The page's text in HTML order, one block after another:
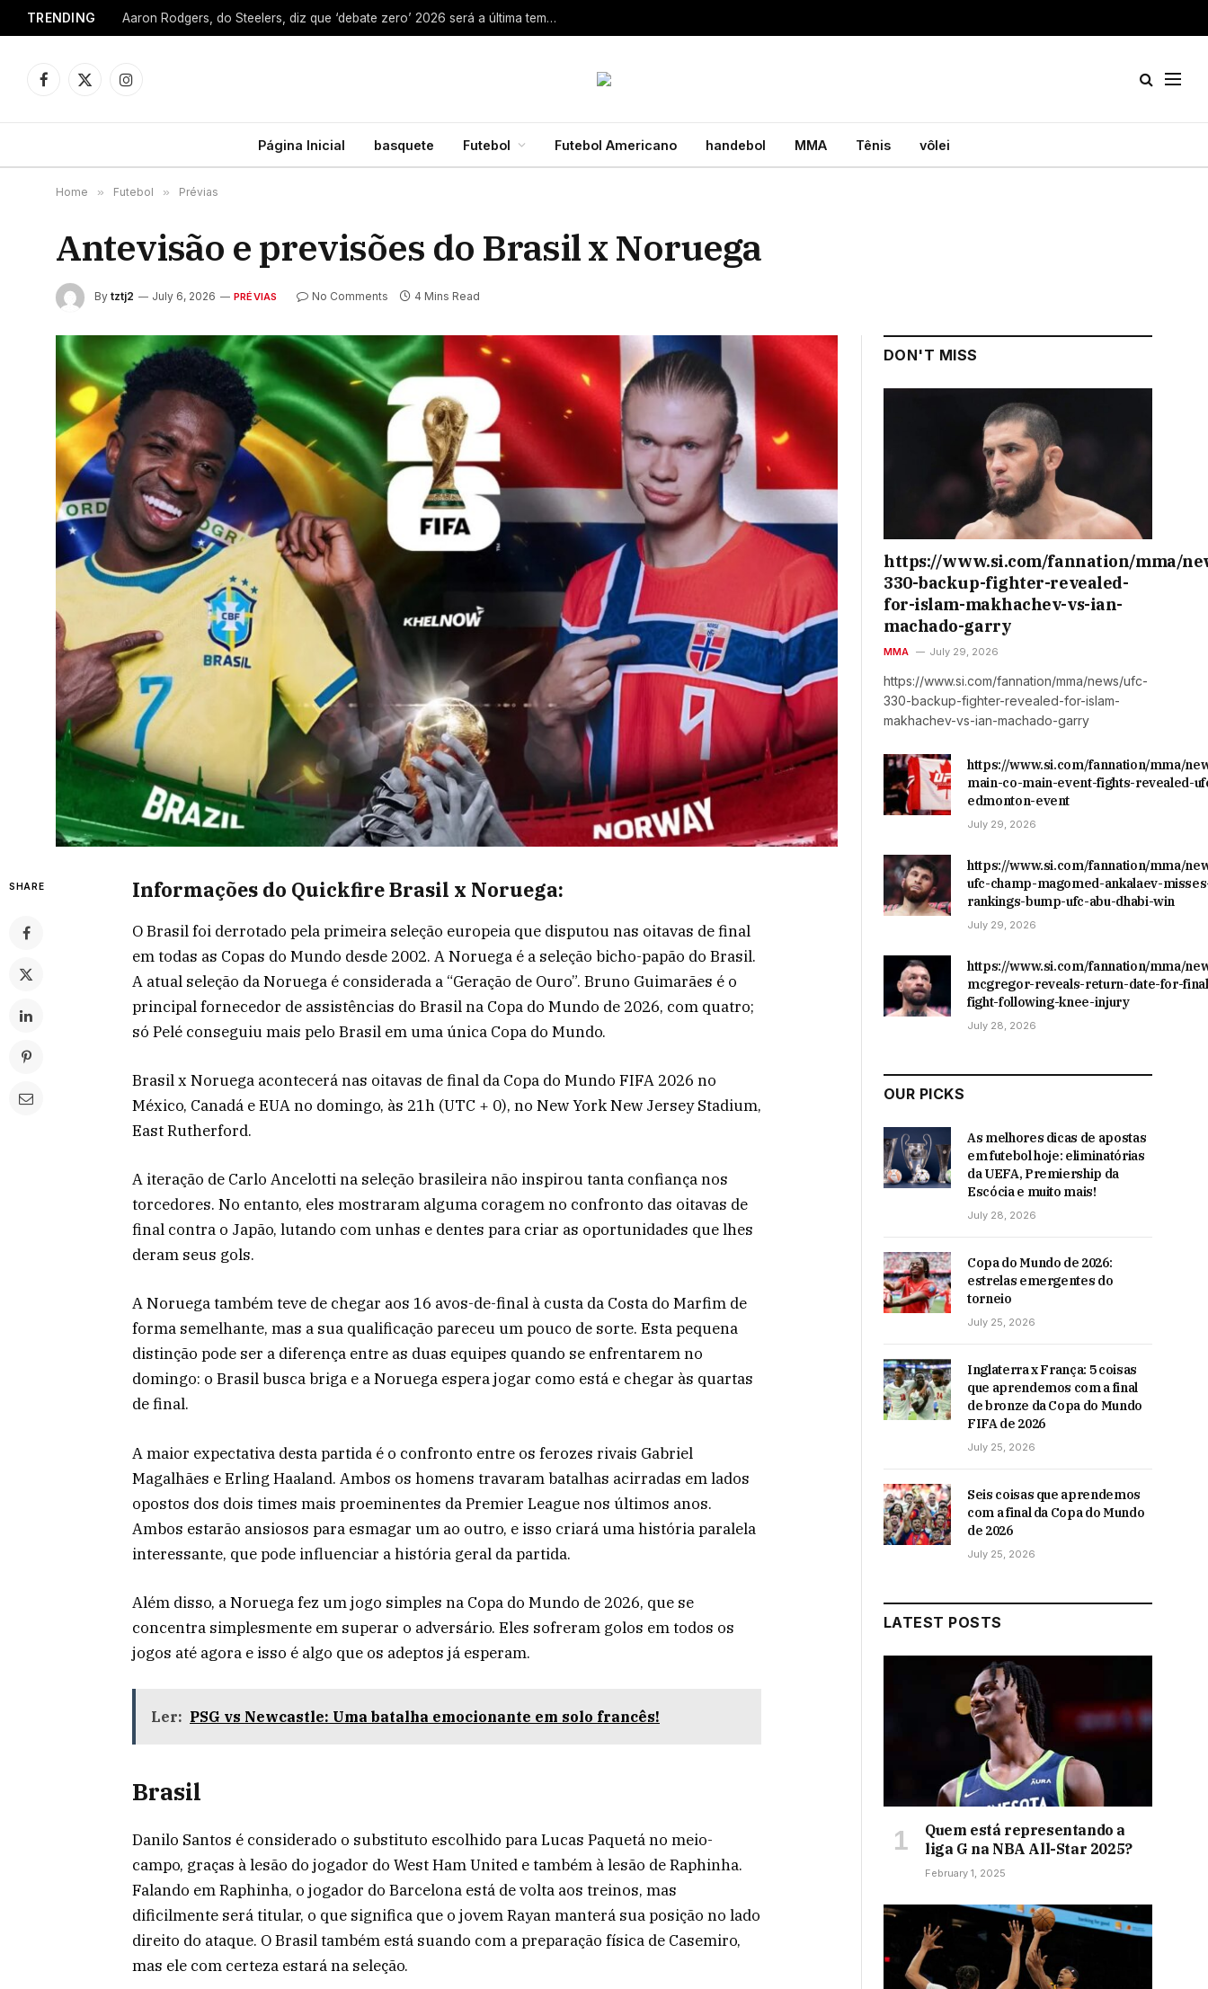
TRENDING Aaron Rodgers, do Steelers, diz que ‘debate zero’ 2026 será a última temporada da NFL 28 de julho de 2026
Facebook
X
Instagram
Página Inicial basquete Futebol Futebol Americano handebol MMA Tênis vôlei
Home » Futebol » Prévias
Antevisão e previsões do Brasil x Noruega
By tztj2 July 6, 2026 PRÉVIAS No Comments 4 Mins Read
SHARE Informações do Quickfire Brasil x Noruega:
O Brasil foi derrotado pela primeira seleção europeia que disputou nas oitavas de final
em todas as Copas do Mundo desde 2002. A Noruega é a seleção bicho-papão do Brasil.
A atual seleção da Noruega é considerada a “Geração de Ouro”. Bruno Guimarães é o
principal fornecedor de assistências do Brasil na Copa do Mundo de 2026, com quatro;
só Pelé conseguiu mais pelo Brasil em uma única Copa do Mundo.
Brasil x Noruega acontecerá nas oitavas de final da Copa do Mundo FIFA 2026 no
México, Canadá e EUA no domingo, às 21h (UTC + 0), no New York New Jersey Stadium,
East Rutherford.
A iteração de Carlo Ancelotti na seleção brasileira não inspirou tanta confiança nos
torcedores. No entanto, eles mostraram alguma coragem no confronto das oitavas de
final contra o Japão, lutando com unhas e dentes para criar as oportunidades que lhes
deram seus gols.
A Noruega também teve de chegar aos 16 avos-de-final à custa da Costa do Marfim de
forma semelhante, mas a sua qualificação pareceu um pouco de sorte. Esta pequena
distinção pode ser a diferença entre as duas equipes quando se enfrentarem no
domingo: o Brasil busca briga e a Noruega espera jogar como está e chegar às quartas
de final.
A maior expectativa desta partida é o confronto entre os ferozes rivais Gabriel
Magalhães e Erling Haaland. Ambos os homens travaram batalhas acirradas em lados
opostos dos dois times mais proeminentes da Premier League nos últimos anos.
Ambos estarão ansiosos para esmagar um ao outro, e isso criará uma história paralela
interessante, que pode influenciar a história geral da partida.
Além disso, a Noruega fez um jogo simples na Copa do Mundo de 2026, que se
concentra simplesmente em superar o adversário. Eles sofreram golos em todos os
jogos até agora e isso é algo que os adeptos já esperam.
Ler: PSG vs Newcastle: Uma batalha emocionante em solo francês!
Brasil
Danilo Santos é considerado o substituto escolhido para Lucas Paquetá no meio-
campo, graças à lesão do jogador do West Ham United e também à lesão de Raphinha.
Falando em Raphinha, o jogador do Barcelona está de volta aos treinos, mas
dificilmente será titular, o que significa que o jovem Rayan manterá sua posição no lado
direito do ataque. O Brasil também está suando com a preparação física de Casemiro,
mas ele com certeza estará na seleção.
DON'T MISS
https://www.si.com/fannation/mma/
330-backup-fighter-revealed-
for-islam-makhachev-vs-ian-
machado-garry
MMA July 29, 2026
https://www.si.com/fannation/mma/news/ufc-
330-backup-fighter-revealed-for-islam-
makhachev-vs-ian-machado-garry
https://www.si.com/fannation/mma/
main-co-main-event-fights-revealed-
edmonton-event
July 29, 2026
https://www.si.com/fannation/mma/
ufc-champ-magomed-ankalaev-
rankings-bump-ufc-abu-dhabi-win
July 29, 2026
https://www.si.com/fannation/mma/
mcgregor-reveals-return-date-for-
fight-following-knee-injury
July 28, 2026
OUR PICKS
As melhores dicas de apostas
em futebol hoje: eliminatórias
da UEFA, Premiership da
Escócia e muito mais!
July 28, 2026
Copa do Mundo de 2026:
estrelas emergentes do
torneio
July 25, 2026
Inglaterra x França: 5 coisas
que aprendemos com a final
de bronze da Copa do Mundo
FIFA de 2026
July 25, 2026
Seis coisas que aprendemos
com a final da Copa do Mundo
de 2026
July 25, 2026
LATEST POSTS
Quem está representando a
liga G na NBA All-Star 2025?
February 1, 2025